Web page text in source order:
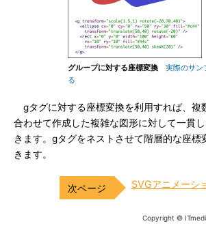
グループに対する座標変換
実際のサン
る
gタグに対する座標変換を利用すれば、複
合わせて作成した複雑な図形に対して一貫
きます。gタグをネストさせて階層的な座標
きます。
SVGアニメーシ
Copyright ©